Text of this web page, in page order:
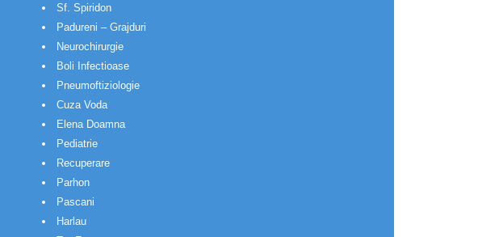
Sf. Spiridon
Padureni – Grajduri
Neurochirurgie
Boli Infectioase
Pneumoftiziologie
Cuza Voda
Elena Doamna
Pediatrie
Recuperare
Parhon
Pascani
Harlau